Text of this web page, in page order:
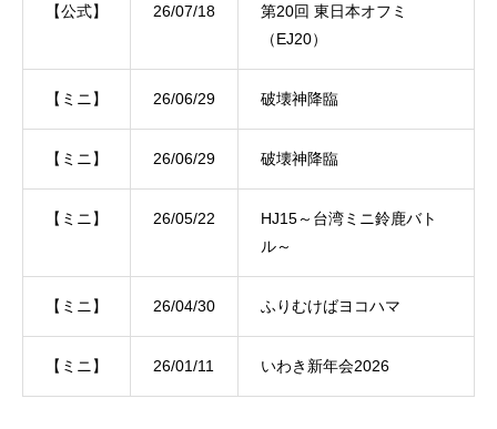
【公式】 26/07/18
第20回 東日本オフミ
（EJ20）
【ミニ】 26/06/29 破壊神降臨
【ミニ】 26/06/29 破壊神降臨
【ミニ】 26/05/22
HJ15～台湾ミニ鈴鹿バト
ル～
【ミニ】 26/04/30 ふりむけばヨコハマ
【ミニ】 26/01/11 いわき新年会2026